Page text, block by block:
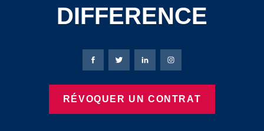
DIFFERENCE
Page Facebook de Bierbaum-Proenen
Page X de Bierbaum-Proenen
Page LinkedIn de
Page Instagram de
RÉVOQUER UN CONTRAT